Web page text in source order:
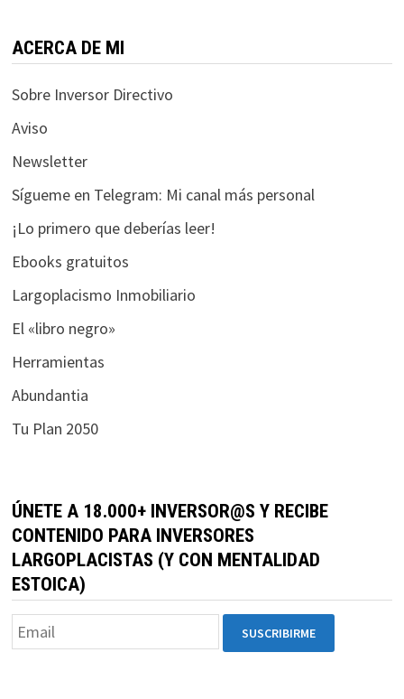
ACERCA DE MI
Sobre Inversor Directivo
Aviso
Newsletter
Sígueme en Telegram: Mi canal más personal
¡Lo primero que deberías leer!
Ebooks gratuitos
Largoplacismo Inmobiliario
El «libro negro»
Herramientas
Abundantia
Tu Plan 2050
ÚNETE A 18.000+ INVERSOR@S Y RECIBE
CONTENIDO PARA INVERSORES
LARGOPLACISTAS (Y CON MENTALIDAD
ESTOICA)
Para que
podamos
funcionalidad
de la web, en
base a cómo
Experiencia
Para que
nuestra web
mejor posible
visita. Si
funcionalidades
desaparecerán
de la web.
Marketing
Al compartir tus